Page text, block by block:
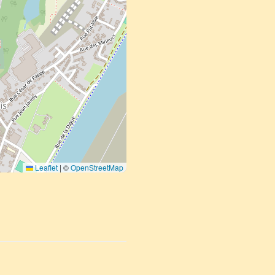
Leaflet | ©OpenStreetMap